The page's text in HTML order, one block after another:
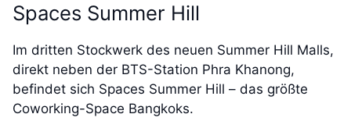
Spaces Summer Hill
Im dritten Stockwerk des neuen Summer Hill Malls,
direkt neben der BTS-Station Phra Khanong,
befindet sich Spaces Summer Hill – das größte
Coworking-Space Bangkoks.